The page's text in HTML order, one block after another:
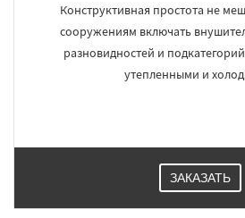
Работаем по
Лопатино Лотошино
Менделеевск Михнево
Монино Нахабино Некрасовское
Конструктивная простота не
сооружениям включать
разновидностей и
утепленными и
ЗАКАЗАТЬ
УЗНАТЬ